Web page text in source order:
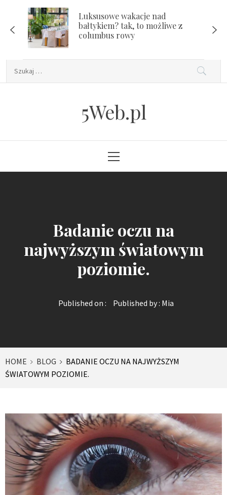
content
Luksusowe wakacje nad
bałtykiem? tak, to możliwe z
columbus rowy
5Web.pl
Menu
Badanie oczu na
najwyższym światowym
poziomie.
Published on : Published by : Mia
HOME BLOG
BADANIE OCZU NA NAJWYŻSZYM
ŚWIATOWYM POZIOMIE.